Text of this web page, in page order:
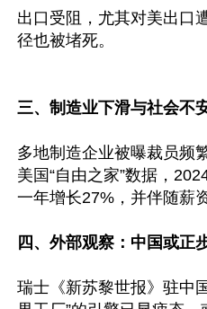
出口受阻，尤其对美出口
径也被堵死。
三、制造业下滑与社会不
多地制造企业被曝裁员频
美国“自由之家”数据，
一年增长27%，并伴随薪
四、外部观察：中国或正
瑞士《新苏黎世报》驻中